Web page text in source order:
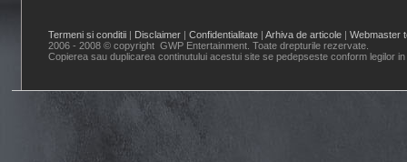
Termeni si conditii | Disclaimer | Confidentialitate | Arhiva de articole | Webmaster
2006 - 2008 © copyright GWP Entertainment. Toate drepturile rezervate.
Copierea sau duplicarea continutului acestui site se pedepseste conform legilor